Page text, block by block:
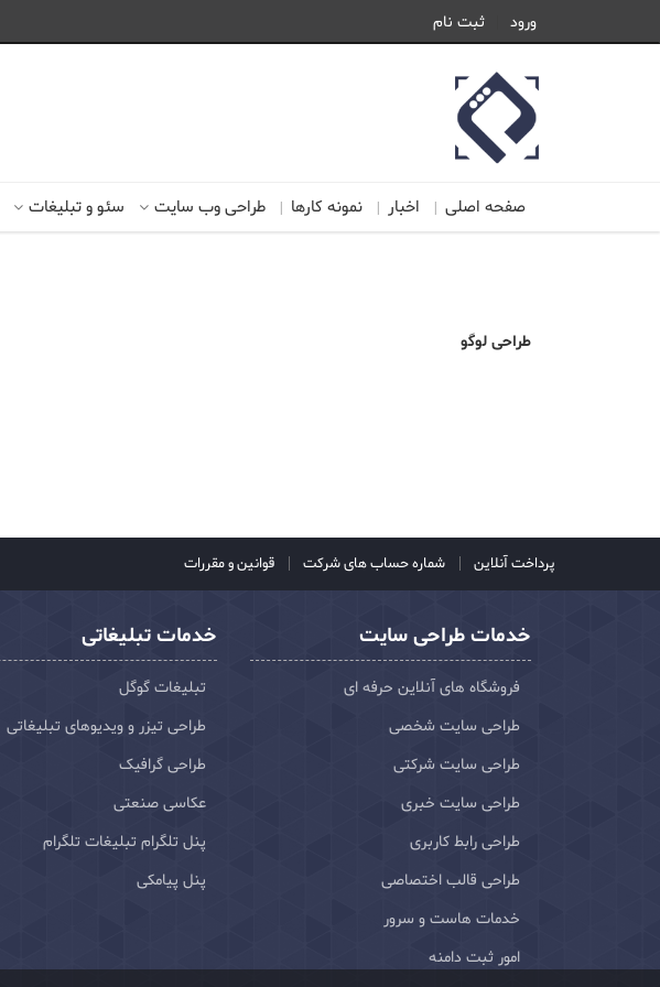
ورود ثبت نام
صفحه اصلی اخبار نمونه کارها طراحی وب سایت سئو و تبلیغات
طراحی لوگو
پرداخت آنلاین شماره حساب های شرکت قوانین و مقررات
خدمات طراحی سایت
فروشگاه های آنلاین حرفه ای
طراحی سایت شخصی
طراحی سایت شرکتی
طراحی سایت خبری
طراحی رابط کاربری
طراحی قالب اختصاصی
خدمات هاست و سرور
امور ثبت دامنه
خدمات تبلیغاتی
تبلیغات گوگل
طراحی تیزر و ویدیوهای تبلیغاتی
طراحی گرافیک
عکاسی صنعتی
پنل تلگرام تبلیغات تلگرام
پنل پیامکی